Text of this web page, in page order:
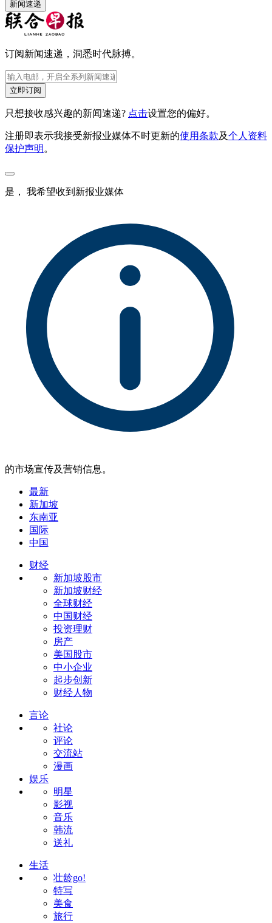
新闻速递
订阅新闻速递，洞悉时代脉搏。
立即订阅
只想接收感兴趣的新闻速递? 点击设置您的偏好。
注册即表示我接受新报业媒体不时更新的使用条款及个人资料
保护声明。
是， 我希望收到新报业媒体
的市场宣传及营销信息。
最新
新加坡
东南亚
国际
中国
财经
新加坡股市
新加坡财经
全球财经
中国财经
投资理财
房产
美国股市
中小企业
起步创新
财经人物
言论
社论
评论
交流站
漫画
娱乐
明星
影视
音乐
韩流
送礼
生活
壮龄go!
特写
美食
旅行